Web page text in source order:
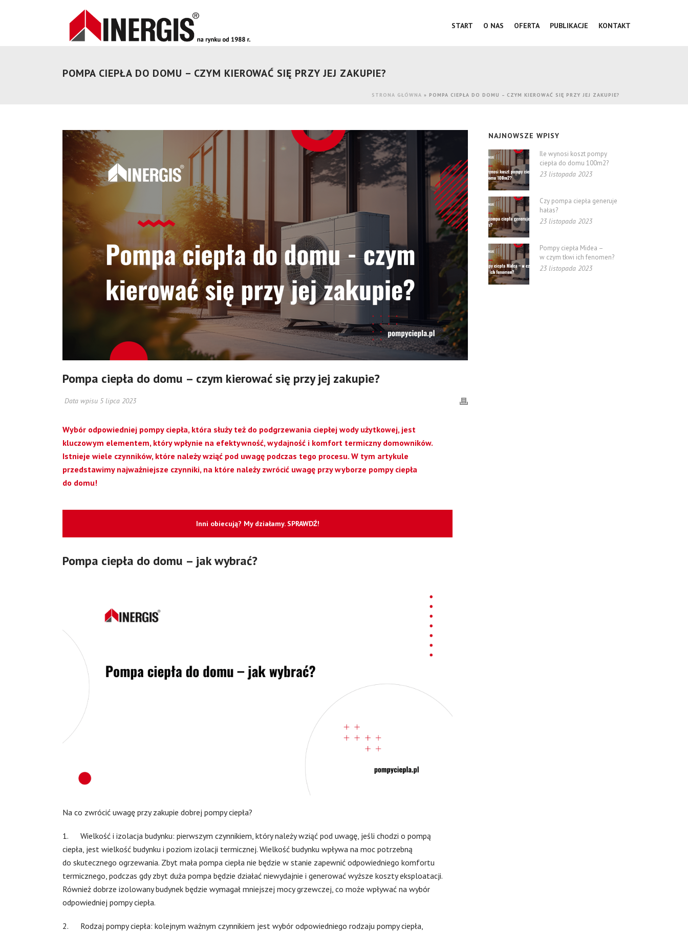
START O NAS OFERTA PUBLIKACJE KONTAKT
POMPA CIEPŁA DO DOMU – CZYM KIEROWAĆ SIĘ PRZY JEJ ZAKUPIE?
STRONA GŁÓWNA » POMPA CIEPŁA DO DOMU – CZYM KIEROWAĆ SIĘ PRZY JEJ ZAKUPIE?
Pompa ciepła do domu – czym kierować się przy jej zakupie?
Data wpisu 5 lipca 2023
Wybór odpowiedniej pompy ciepła, która służy też do podgrzewania ciepłej wody użytkowej, jest
kluczowym elementem, który wpłynie na efektywność, wydajność i komfort termiczny domowników.
Istnieje wiele czynników, które należy wziąć pod uwagę podczas tego procesu. W tym artykule
przedstawimy najważniejsze czynniki, na które należy zwrócić uwagę przy wyborze pompy ciepła
do domu!
Inni obiecują? My działamy. SPRAWDŹ!
Pompa ciepła do domu – jak wybrać?
Na co zwrócić uwagę przy zakupie dobrej pompy ciepła?
1. Wielkość i izolacja budynku: pierwszym czynnikiem, który należy wziąć pod uwagę, jeśli chodzi o pompą
ciepła, jest wielkość budynku i poziom izolacji termicznej. Wielkość budynku wpływa na moc potrzebną
do skutecznego ogrzewania. Zbyt mała pompa ciepła nie będzie w stanie zapewnić odpowiedniego komfortu
termicznego, podczas gdy zbyt duża pompa będzie działać niewydajnie i generować wyższe koszty eksploatacji.
Również dobrze izolowany budynek będzie wymagał mniejszej mocy grzewczej, co może wpływać na wybór
odpowiedniej pompy ciepła.
2. Rodzaj pompy ciepła: kolejnym ważnym czynnikiem jest wybór odpowiedniego rodzaju pompy ciepła,
NAJNOWSZE WPISY
Ile wynosi koszt pompy
ciepła do domu 100m2?
23 listopada 2023
Czy pompa ciepła generuje
hałas?
23 listopada 2023
Pompy ciepła Midea –
w czym tkwi ich fenomen?
23 listopada 2023